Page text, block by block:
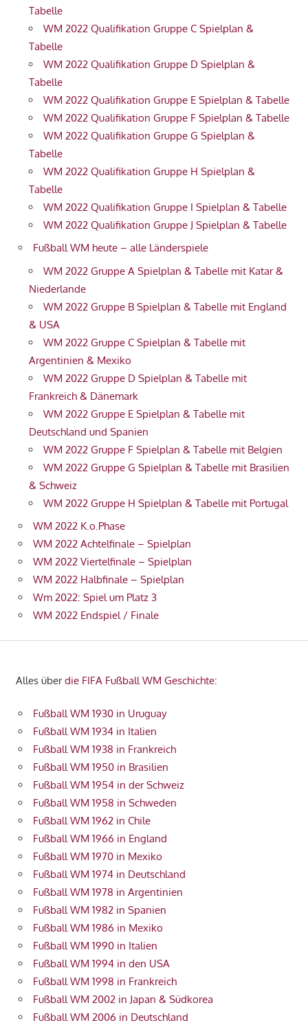
Tabelle
WM 2022 Qualifikation Gruppe C Spielplan &
Tabelle
WM 2022 Qualifikation Gruppe D Spielplan &
Tabelle
WM 2022 Qualifikation Gruppe E Spielplan & Tabelle
WM 2022 Qualifikation Gruppe F Spielplan & Tabelle
WM 2022 Qualifikation Gruppe G Spielplan &
Tabelle
WM 2022 Qualifikation Gruppe H Spielplan &
Tabelle
WM 2022 Qualifikation Gruppe I Spielplan & Tabelle
WM 2022 Qualifikation Gruppe J Spielplan & Tabelle
Fußball WM heute – alle Länderspiele
WM 2022 Gruppe A Spielplan & Tabelle mit Katar &
Niederlande
WM 2022 Gruppe B Spielplan & Tabelle mit England
& USA
WM 2022 Gruppe C Spielplan & Tabelle mit
Argentinien & Mexiko
WM 2022 Gruppe D Spielplan & Tabelle mit
Frankreich & Dänemark
WM 2022 Gruppe E Spielplan & Tabelle mit
Deutschland und Spanien
WM 2022 Gruppe F Spielplan & Tabelle mit Belgien
WM 2022 Gruppe G Spielplan & Tabelle mit Brasilien
& Schweiz
WM 2022 Gruppe H Spielplan & Tabelle mit Portugal
WM 2022 K.o.Phase
WM 2022 Achtelfinale – Spielplan
WM 2022 Viertelfinale – Spielplan
WM 2022 Halbfinale – Spielplan
Wm 2022: Spiel um Platz 3
WM 2022 Endspiel / Finale
Alles überdie FIFA Fußball WM Geschichte:
Fußball WM 1930 in Uruguay
Fußball WM 1934 in Italien
Fußball WM 1938 in Frankreich
Fußball WM 1950 in Brasilien
Fußball WM 1954 in der Schweiz
Fußball WM 1958 in Schweden
Fußball WM 1962 in Chile
Fußball WM 1966 in England
Fußball WM 1970 in Mexiko
Fußball WM 1974 in Deutschland
Fußball WM 1978 in Argentinien
Fußball WM 1982 in Spanien
Fußball WM 1986 in Mexiko
Fußball WM 1990 in Italien
Fußball WM 1994 in den USA
Fußball WM 1998 in Frankreich
Fußball WM 2002 in Japan & Südkorea
Fußball WM 2006 in Deutschland